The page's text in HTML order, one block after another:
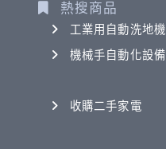
熱搜商品
工業用自動洗地機
機械手自動化設備
收購二手家電